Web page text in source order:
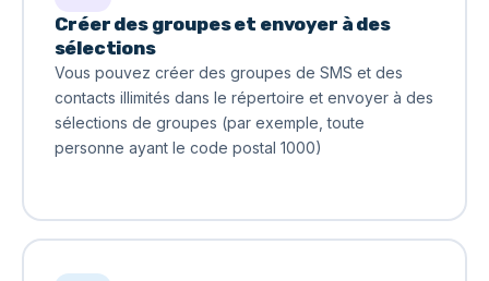
Créer des groupes et envoyer à des
sélections
Vous pouvez créer des groupes de SMS et des
contacts illimités dans le répertoire et envoyer à des
sélections de groupes (par exemple, toute
personne ayant le code postal 1000)